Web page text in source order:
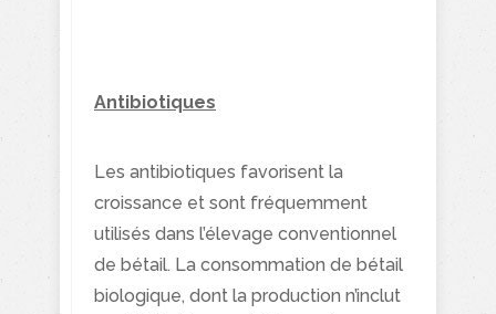
Antibiotiques
Les antibiotiques favorisent la
croissance et sont fréquemment
utilisés dans l’élevage conventionnel
de bétail. La consommation de bétail
biologique, dont la production n’inclut